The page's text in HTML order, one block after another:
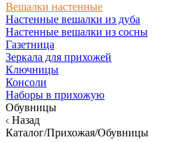
Вешалки настенные
Настенные вешалки из дуба
Настенные вешалки из сосны
Газетница
Зеркала для прихожей
Ключницы
Консоли
Наборы в прихожую
Обувницы
Назад
Каталог/Прихожая/Обувницы